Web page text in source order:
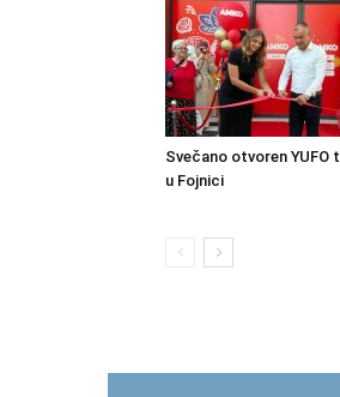
Svečano otvoren YUFO
u Fojnici